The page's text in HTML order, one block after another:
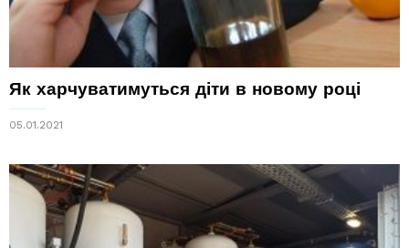
Як харчуватимуться діти в новому році
05.01.2021